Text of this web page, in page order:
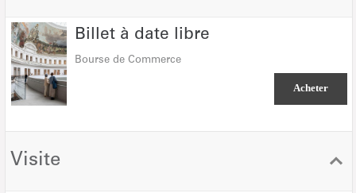
Billet
à
date
libre
Billet à date libre
Bourse de Commerce
Acheter
Visite